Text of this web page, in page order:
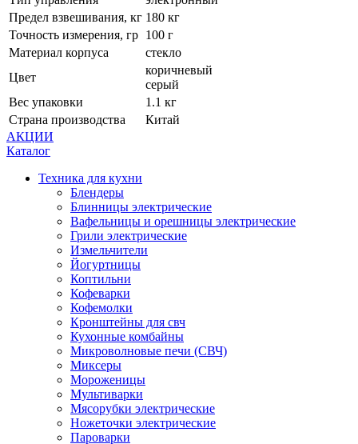
Предел взвешивания, кг 180 кг
Точность измерения, гр 100 г
Материал корпуса
стекло
Цвет
коричневый
серый
Вес упаковки
1.1 кг
Страна производства
Китай
АКЦИИ
Каталог
Техника для кухни
Блендеры
Блинницы электрические
Вафельницы и орешницы электрические
Грили электрические
Измельчители
Йогуртницы
Коптильни
Кофеварки
Кофемолки
Кронштейны для свч
Кухонные комбайны
Микроволновые печи (СВЧ)
Миксеры
Мороженицы
Мультиварки
Мясорубки электрические
Ножеточки электрические
Пароварки